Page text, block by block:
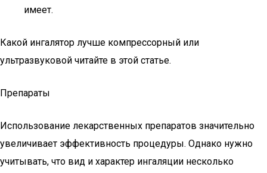
имеет.
Какой ингалятор лучше компрессорный или
ультразвуковой читайте в этой статье.
Препараты
Использование лекарственных препаратов значительно
увеличивает эффективность процедуры. Однако нужно
учитывать, что вид и характер ингаляции несколько